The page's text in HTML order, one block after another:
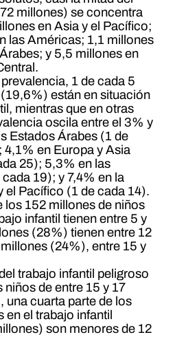
millones) se concentra
en Asia y el Pacífico;
las Américas; 1,1 millones
y 5,5 millones en
1 de cada 5
están en situación
mientras que en otras
oscila entre el 3% y
Estados Árabes (1 de
en Europa y Asia
25); 5,3% en las
19); y 7,4% en la
el Pacífico (1 de cada 14).
los 152 millones de niños
infantil tienen entre 5 y
(28%) tienen entre 12
(24%), entre 15 y
trabajo infantil peligroso
niños de entre 15 y 17
una cuarta parte de los
en el trabajo infantil
son menores de 12